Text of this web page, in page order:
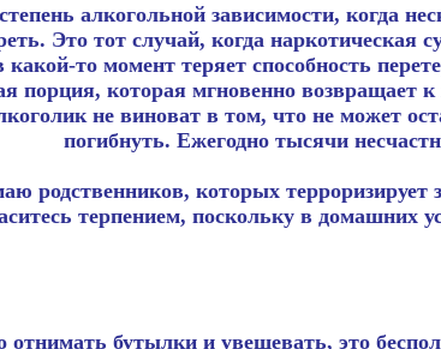
алкогольной зависимости, когда
Это тот случай, когда наркотическая
то момент теряет способность
порция, которая мгновенно возвращает
не виноват в том, что не может
погибнуть. Ежегодно тысячи
родственников, которых
терпением, поскольку в домашних
бутылки и увещевать, это